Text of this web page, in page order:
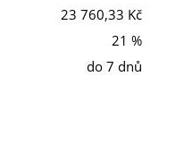
23 760,33 Kč
21 %
do 7 dnů